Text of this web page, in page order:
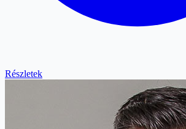
Részletek